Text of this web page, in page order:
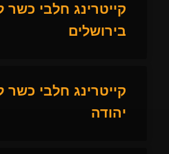
קייטרינג חלבי כשר
בירושלים
קייטרינג חלבי כשר
יהודה